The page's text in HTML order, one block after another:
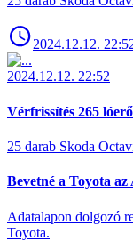
2024.12.12.
2024.12.12. 22:52
Vérfrissítés 265
25 darab Skoda
Bevetné a Toyota
Adatalapon dolgozó
Toyota.